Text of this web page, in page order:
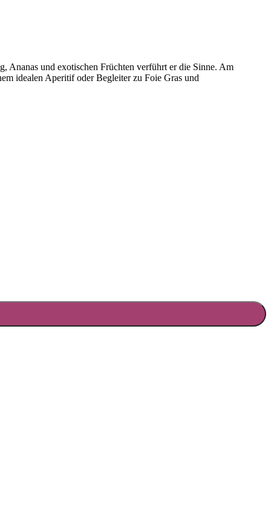
Ananas und exotischen Früchten verführt er die Sinne. Am
idealen Aperitif oder Begleiter zu Foie Gras und